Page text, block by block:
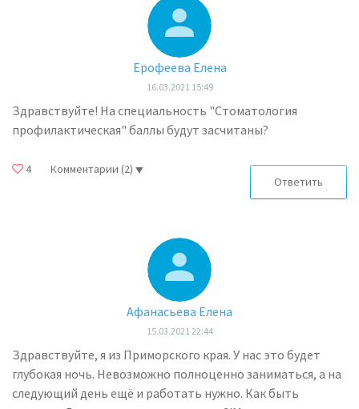
Ерофеева Елена
16.03.2021 15:49
Здравствуйте! На специальность "Стоматология
профилактическая" баллы будут засчитаны?
4 Комментарии (2)
Ответить
Афанасьева Елена
15.03.2021 22:44
Здравствуйте, я из Приморского края. У нас это будет
глубокая ночь. Невозможно полноценно заниматься, а на
следующий день ещё и работать нужно. Как быть